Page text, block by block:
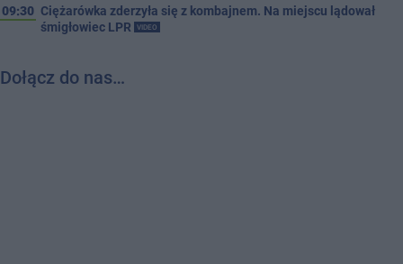
09:30 Ciężarówka zderzyła się z kombajnem. Na miejscu lądował
śmigłowiec LPR
VIDEO
Dołącz do nas…